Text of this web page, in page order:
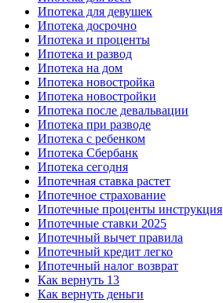
Ипотека для девушек
Ипотека досрочно
Ипотека и проценты
Ипотека и развод
Ипотека на дом
Ипотека новостройка
Ипотека новостройки
Ипотека после девальвации
Ипотека при разводе
Ипотека с ребенком
Ипотека Сбербанк
Ипотека сегодня
Ипотечная ставка растет
Ипотечное страхование
Ипотечные проценты инструкция
Ипотечные ставки 2025
Ипотечный вычет правила
Ипотечный кредит легко
Ипотечный налог возврат
Как вернуть 13
Как вернуть деньги